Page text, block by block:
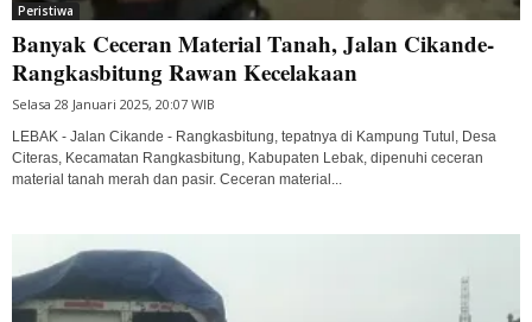
Peristiwa
Banyak Ceceran Material Tanah, Jalan Cikande-
Rangkasbitung Rawan Kecelakaan
Selasa 28 Januari 2025, 20:07 WIB
LEBAK - Jalan Cikande - Rangkasbitung, tepatnya di Kampung Tutul, Desa
Citeras, Kecamatan Rangkasbitung, Kabupaten Lebak, dipenuhi ceceran
material tanah merah dan pasir. Ceceran material...